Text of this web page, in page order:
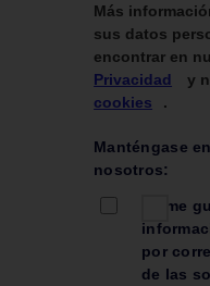
Más
sus datos
encontrar en
Privacidad
y
cookies
.
Manténgase
nosotros:
Sí, me
por
de las